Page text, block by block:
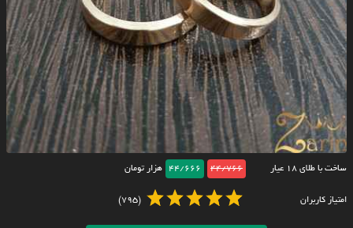
ساخت با طلای ۱۸ عیار 44/766
44/666 هزار تومان
امتیاز کاربران (795)